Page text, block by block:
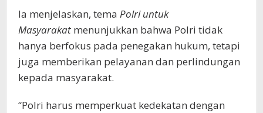
Ia menjelaskan, tema Polri untuk
Masyarakat menunjukkan bahwa Polri tidak
hanya berfokus pada penegakan hukum, tetapi
juga memberikan pelayanan dan perlindungan
kepada masyarakat.
“Polri harus memperkuat kedekatan dengan